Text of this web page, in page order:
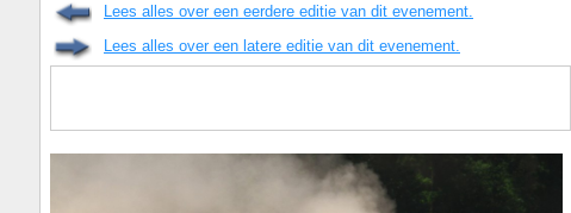
Lees alles over een eerdere editie van dit evenement.
Lees alles over een latere editie van dit evenement.